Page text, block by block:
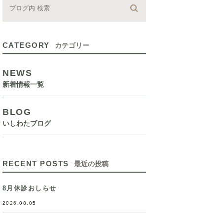
CATEGORY カテゴリー
NEWS
新着情報一覧
BLOG
いしわたブログ
RECENT POSTS 最近の投稿
8月休診おしらせ
2026.08.05